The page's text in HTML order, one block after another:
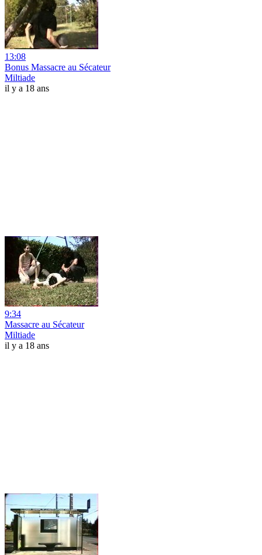
13:08
Bonus Massacre au Sécateur
Miltiade
il y a 18 ans
9:34
Massacre au Sécateur
Miltiade
il y a 18 ans